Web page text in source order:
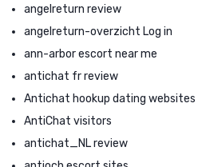
angelreturn review
angelreturn-overzicht Log in
ann-arbor escort near me
antichat fr review
Antichat hookup dating websites
AntiChat visitors
antichat_NL review